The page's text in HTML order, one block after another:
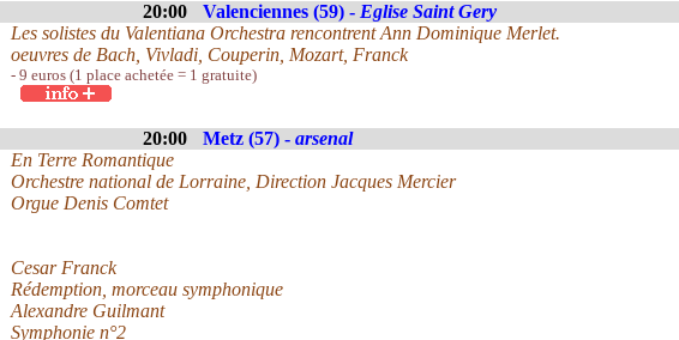
20:00 Valenciennes (59) - Eglise Saint Gery
Les solistes du Valentiana Orchestra rencontrent Ann Dominique Merlet.
oeuvres de Bach, Vivladi, Couperin, Mozart, Franck
- 9 euros (1 place achetée = 1 gratuite)
20:00 Metz (57) - arsenal
En Terre Romantique
Orchestre national de Lorraine, Direction Jacques Mercier
Orgue Denis Comtet
Cesar Franck
Rédemption, morceau symphonique
Alexandre Guilmant
Symphonie n°2